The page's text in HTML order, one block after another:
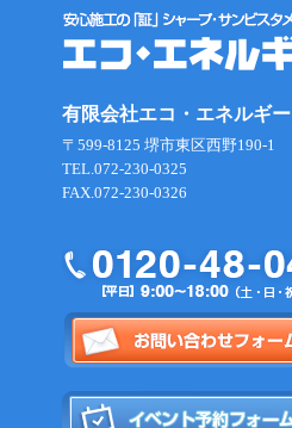
有限会社エコ・エネルギー
〒599-8125 堺市東区西野190-1
TEL.072-230-0325
FAX.072-230-0326